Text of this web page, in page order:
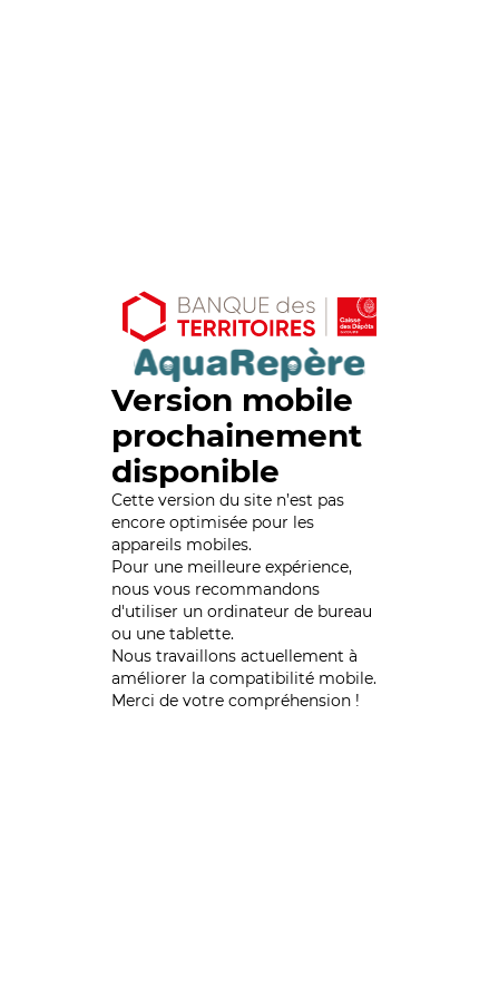
Version mobile
prochainement
disponible
Cette version du site n’est pas
encore optimisée pour les
appareils mobiles.
Pour une meilleure expérience,
nous vous recommandons
d'utiliser un ordinateur de bureau
ou une tablette.
Nous travaillons actuellement à
améliorer la compatibilité mobile.
Merci de votre compréhension !